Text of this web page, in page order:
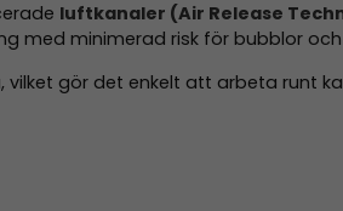
luftkanaler (Air Release
med minimerad risk för bubblor och
gör det enkelt att arbeta runt